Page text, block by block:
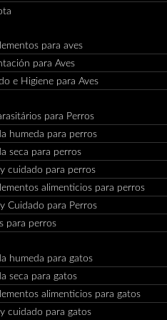
para aves
para Aves
e Higiene para Aves
para Perros
humeda para perros
seca para perros
cuidado para perros
alimenticios para perros
Cuidado para Perros
para perros
humeda para gatos
seca para gatos
alimenticios para gatos
cuidado para gatos